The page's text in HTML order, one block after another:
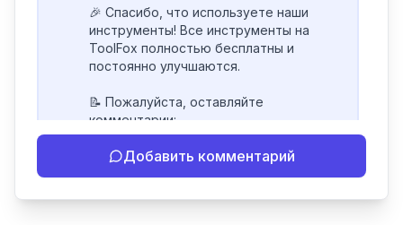
🎉 Спасибо, что используете наши
инструменты! Все инструменты на
ToolFox полностью бесплатны и
постоянно улучшаются.
📝 Пожалуйста, оставляйте
комментарии:
- Если инструмент работает
некорректно
Добавить комментарий